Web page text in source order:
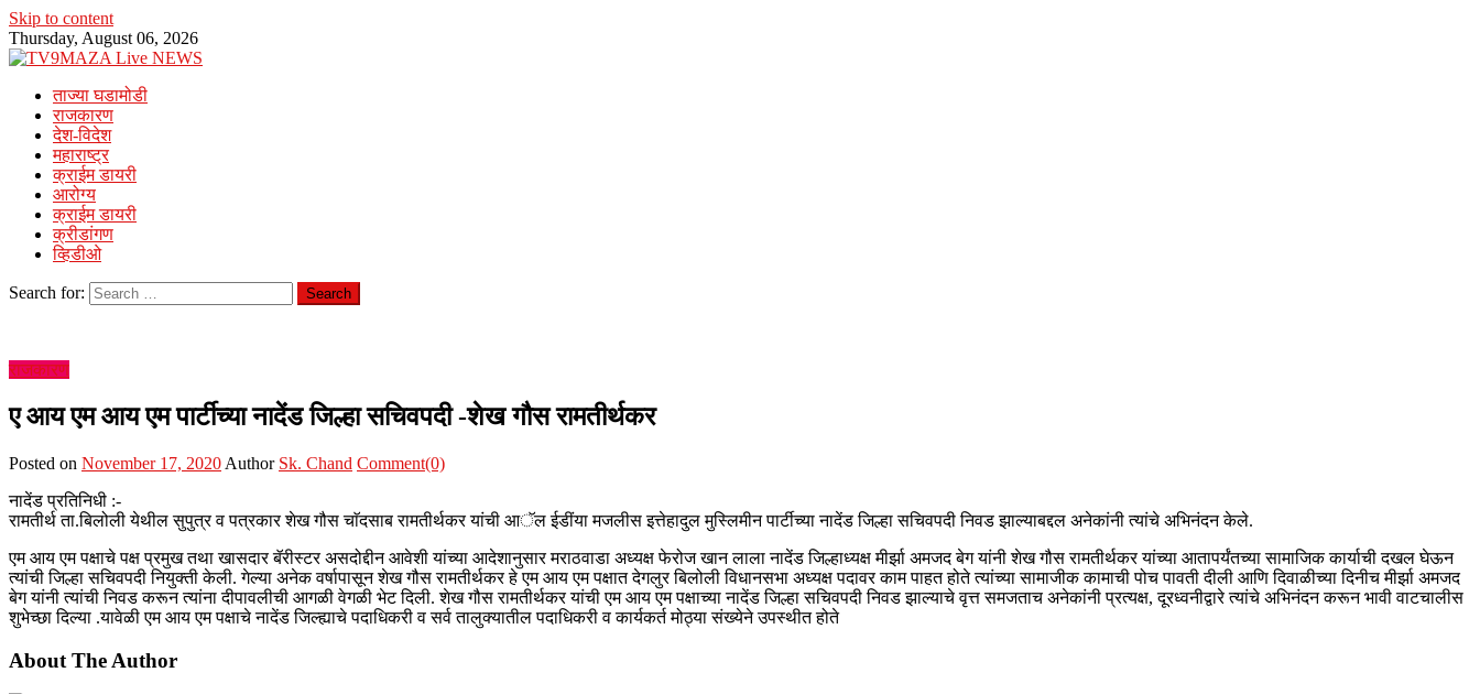
Skip to content
Thursday, August 06, 2026
ताज्या घडामोडी
राजकारण
देश-विदेश
महाराष्ट्र
क्राईम डायरी
आरोग्य
क्राईम डायरी
क्रीडांगण
व्हिडीओ
Search for:
राजकारण
ए आय एम आय एम पार्टीच्या नादेंड जिल्हा सचिवपदी -शेख गौस रामतीर्थकर
Posted on November 17, 2020 Author Sk. Chand Comment(0)
नादेंड प्रतिनिधी :-
रामतीर्थ ता.बिलोली येथील सुपुत्र व पत्रकार शेख गौस चाॅदसाब रामतीर्थकर यांची आॅल ईडींया मजलीस इत्तेहादुल मुस्लिमीन पार्टीच्या नादेंड जिल्हा सचिवपदी निवड झाल्याबद्दल अनेकांनी त्यांचे अभिनंदन केले.
एम आय एम पक्षाचे पक्ष प्रमुख तथा खासदार बॅरीस्टर असदोद्दीन आवेशी यांच्या आदेशानुसार मराठवाडा अध्यक्ष फेरोज खान लाला नादेंड जिल्हाध्यक्ष मीर्झा अमजद बेग यांनी शेख गौस रामतीर्थकर यांच्या आतापर्यंतच्या सामाजिक कार्याची दखल घेऊन
त्यांची जिल्हा सचिवपदी नियुक्ती केली. गेल्या अनेक वर्षापासून शेख गौस रामतीर्थकर हे एम आय एम पक्षात देगलुर बिलोली विधानसभा अध्यक्ष पदावर काम पाहत होते त्यांच्या सामाजीक कामाची पोच पावती दीली आणि दिवाळीच्या दिनीच मीर्झा अमजद
बेग यांनी त्यांची निवड करून त्यांना दीपावलीची आगळी वेगळी भेट दिली. शेख गौस रामतीर्थकर यांची एम आय एम पक्षाच्या नादेंड जिल्हा सचिवपदी निवड झाल्याचे वृत्त समजताच अनेकांनी प्रत्यक्ष, दूरध्वनीद्वारे त्यांचे अभिनंदन करून भावी वाटचालीस
शुभेच्छा दिल्या .यावेळी एम आय एम पक्षाचे नादेंड जिल्ह्याचे पदाधिकरी व सर्व तालुक्यातील पदाधिकरी व कार्यकर्त मोठ्या संख्येने उपस्थीत होते
About The Author